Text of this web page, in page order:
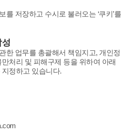
를 저장하고 수시로 불러오는 ‘쿠키’를
한 업무를 총괄해서 책임지고, 개인정
처리 및 피해구제 등을 위하여 아래
정하고 있습니다.